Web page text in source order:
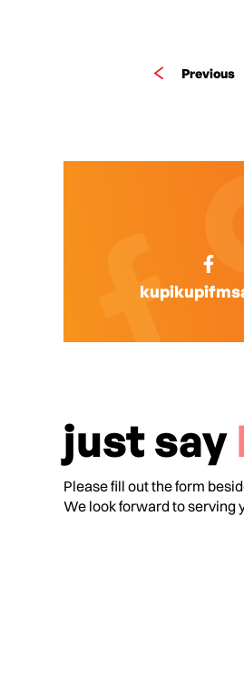
Previous
just say
Please fill out the form
We look forward to serving